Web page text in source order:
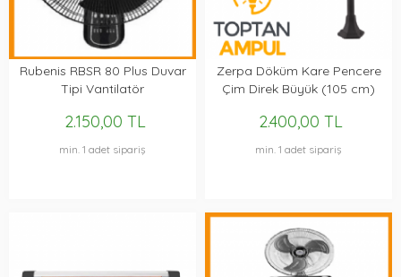
Rubenis RBSR 80 Plus Duvar
Tipi Vantilatör
2.150,00 TL
min. 1 adet sipariş
Zerpa Döküm Kare Pencere
Çim Direk Büyük (105 cm)
2.400,00 TL
min. 1 adet sipariş